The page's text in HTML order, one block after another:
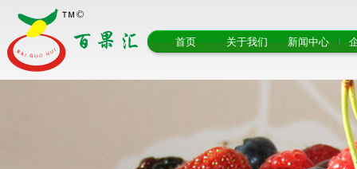
首页 关于我们 新闻中心